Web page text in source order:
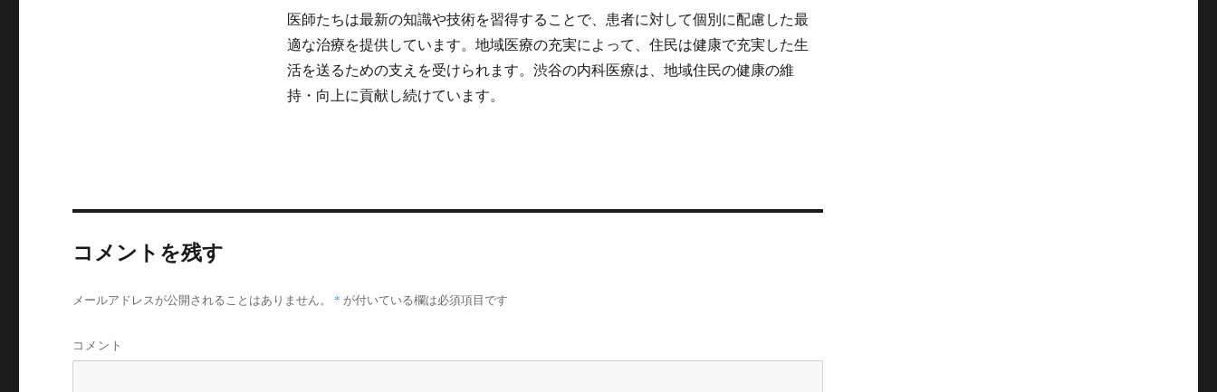
医師たちは最新の知識や技術を習得することで、患者に対して個別に配慮した最
適な治療を提供しています。地域医療の充実によって、住民は健康で充実した生
活を送るための支えを受けられます。渋谷の内科医療は、地域住民の健康の維
持・向上に貢献し続けています。
コメントを残す
メールアドレスが公開されることはありません。 * が付いている欄は必須項目です
コメント